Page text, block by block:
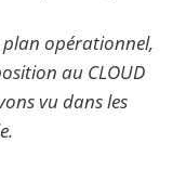
plan opérationnel,
au CLOUD
vu dans les